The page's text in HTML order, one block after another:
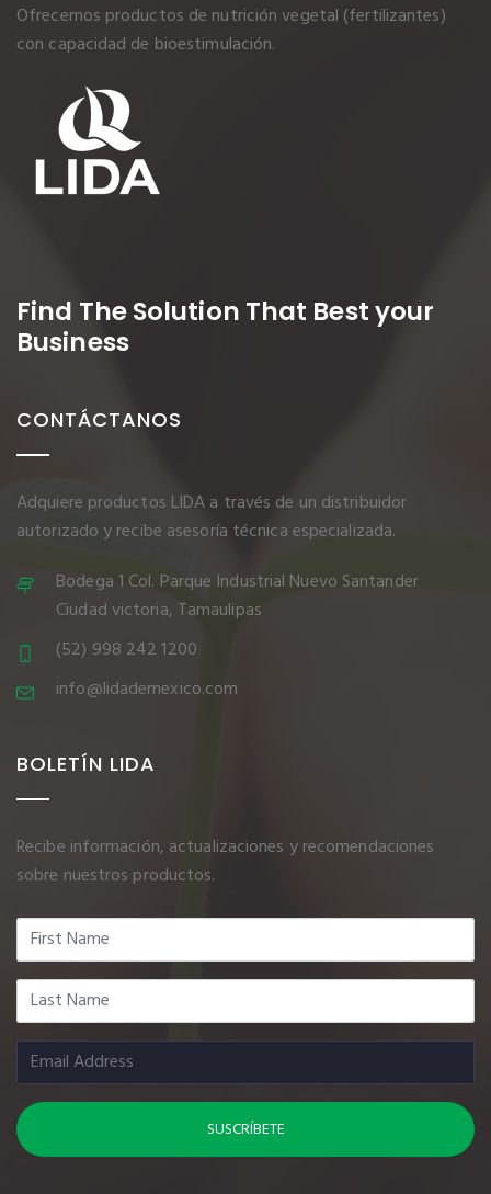
Ofrecemos productos de nutrición vegetal (fertilizantes)
con capacidad de bioestimulación.
Find The Solution That Best your
Business
CONTÁCTANOS
Adquiere productos LIDA a través de un distribuidor
autorizado y recibe asesoría técnica especializada.
Bodega 1 Col. Parque Industrial Nuevo Santander
Ciudad victoria, Tamaulipas
(52) 998 242 1200
info@lidademexico.com
BOLETÍN LIDA
Recibe información, actualizaciones y recomendaciones
sobre nuestros productos.